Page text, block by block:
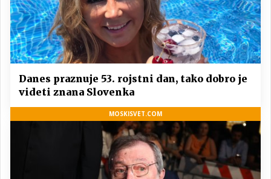
Danes praznuje 53. rojstni dan, tako dobro je
videti znana Slovenka
MOSKISVET.COM